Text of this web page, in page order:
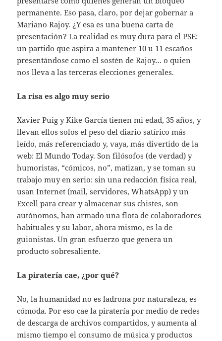
permanente. Eso pasa, claro, por dejar gobernar a
Mariano Rajoy. ¿Y esa es una buena carta de
presentación? La realidad es muy dura para el PSE:
un partido que aspira a mantener 10 u 11 escaños
presentándose como el sostén de Rajoy… o quien
nos lleva a las terceras elecciones generales.
La risa es algo muy serio
Xavier Puig y Kike García tienen mi edad, 35 años, y
llevan ellos solos el peso del diario satírico más
leído, más referenciado y, vaya, más divertido de la
web: El Mundo Today. Son filósofos (de verdad) y
humoristas, “cómicos, no”, matizan, y se toman su
trabajo muy en serio: sin una redacción física real,
usan Internet (mail, servidores, WhatsApp) y un
Excell para crear y almacenar sus chistes, son
autónomos, han armado una flota de colaboradores
habituales y su labor, ahora mismo, es la de
guionistas. Un gran esfuerzo que genera un
producto sobresaliente.
La piratería cae, ¿por qué?
No, la humanidad no es ladrona por naturaleza, es
cómoda. Por eso cae la piratería por medio de redes
de descarga de archivos compartidos, y aumenta al
mismo tiempo el consumo de música y productos